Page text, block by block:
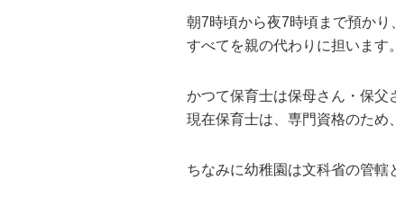
朝7時頃から夜7時頃まで預か
すべてを親の代わりに担います。
かつて保育士は保母さん・保父
現在保育士は、専門資格のため
ちなみに幼稚園は文科省の管轄